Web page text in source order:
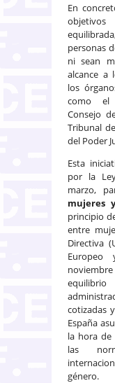
En
objetivos
personas
ni sean
alcance a
los
como el
Consejo
Tribunal
del Poder
Esta
por la
marzo,
mujeres
principio
entre
Directiva
cotizadas
España
la hora
las
género.